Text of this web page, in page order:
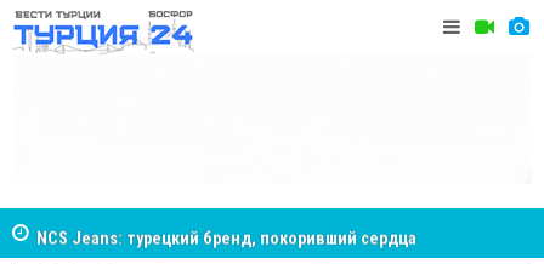
NCS Jeans: турецкий бренд, покоривший сердца